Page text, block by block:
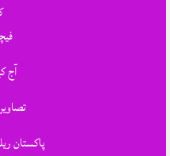
آج
پاکستان